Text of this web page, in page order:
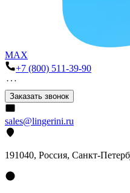
MAX
+7 (800) 511-39-90
Заказать звонок
sales@lingerini.ru
191040, Россия, Санкт-